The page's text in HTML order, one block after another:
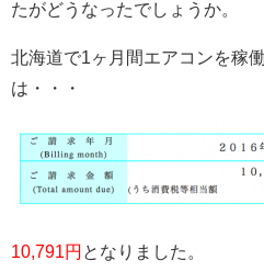
たがどうなったでしょうか。
北海道で1ヶ月間エアコンを稼
は・・・
10,791円 となりました。